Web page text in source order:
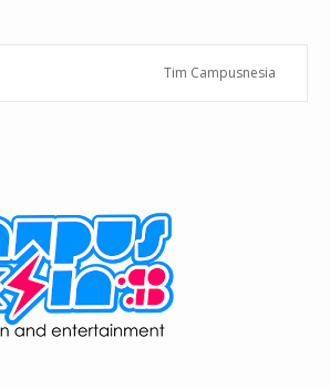
Tim Campusnesia